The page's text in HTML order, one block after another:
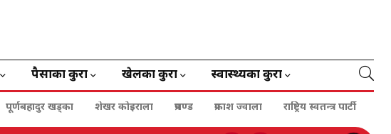
पैसाका कुरा खेलका कुरा स्वास्थ्यका कुरा
पूर्णबहादुर खड्का शेखर कोइराला प्रचण्ड प्रकाश ज्वाला राष्ट्रिय स्वतन्त्र पार्टी